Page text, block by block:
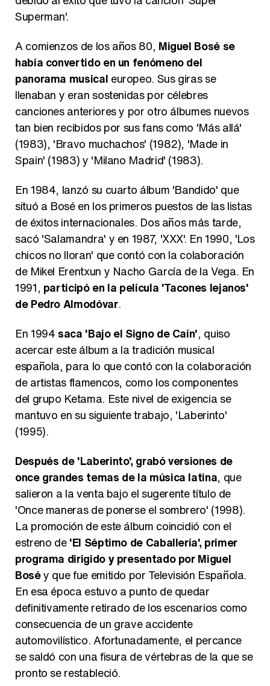
Superman'.
A comienzos de los años 80, Miguel Bosé se
había convertido en un fenómeno del
panorama musical europeo. Sus giras se
llenaban y eran sostenidas por célebres
canciones anteriores y por otro álbumes nuevos
tan bien recibidos por sus fans como 'Más allá'
(1983), 'Bravo muchachos' (1982), 'Made in
Spain' (1983) y 'Milano Madrid' (1983).
En 1984, lanzó su cuarto álbum 'Bandido' que
situó a Bosé en los primeros puestos de las listas
de éxitos internacionales. Dos años más tarde,
sacó 'Salamandra' y en 1987, 'XXX'. En 1990, 'Los
chicos no lloran' que contó con la colaboración
de Mikel Erentxun y Nacho García de la Vega. En
1991, participó en la película 'Tacones lejanos'
de Pedro Almodóvar.
En 1994 saca 'Bajo el Signo de Caín', quiso
acercar este álbum a la tradición musical
española, para lo que contó con la colaboración
de artistas flamencos, como los componentes
del grupo Ketama. Este nivel de exigencia se
mantuvo en su siguiente trabajo, 'Laberinto'
(1995).
Después de 'Laberinto', grabó versiones de
once grandes temas de la música latina, que
salieron a la venta bajo el sugerente título de
'Once maneras de ponerse el sombrero' (1998).
La promoción de este álbum coincidió con el
estreno de'El Séptimo de Caballería', primer
programa dirigido y presentado por Miguel
Boséy que fue emitido por Televisión Española.
En esa época estuvo a punto de quedar
definitivamente retirado de los escenarios como
consecuencia de un grave accidente
automovilístico. Afortunadamente, el percance
se saldó con una fisura de vértebras de la que se
pronto se restableció.